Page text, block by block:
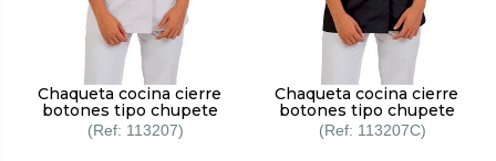
Chaqueta cocina cierre
botones tipo chupete
113207
Chaqueta cocina cierre
botones tipo chupete
113207C